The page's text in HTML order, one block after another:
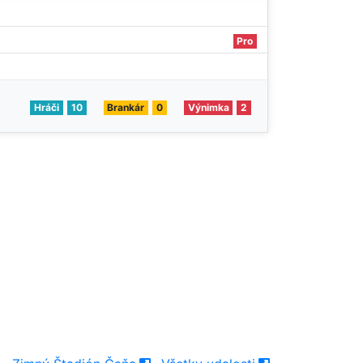
Pro
Hráči 10 Brankár 0 Výnimka 2